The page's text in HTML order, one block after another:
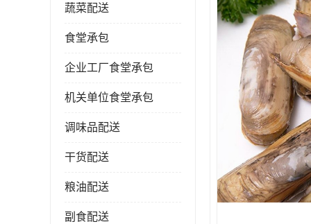
蔬菜配送
食堂承包
企业工厂食堂承包
机关单位食堂承包
调味品配送
干货配送
粮油配送
副食配送